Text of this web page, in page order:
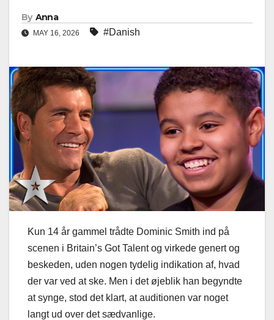
By Anna
MAY 16, 2026 #Danish
Kun 14 år gammel trådte Dominic Smith ind på
scenen i Britain’s Got Talent og virkede genert og
beskeden, uden nogen tydelig indikation af, hvad
der var ved at ske. Men i det øjeblik han begyndte
at synge, stod det klart, at auditionen var noget
langt ud over det sædvanlige.